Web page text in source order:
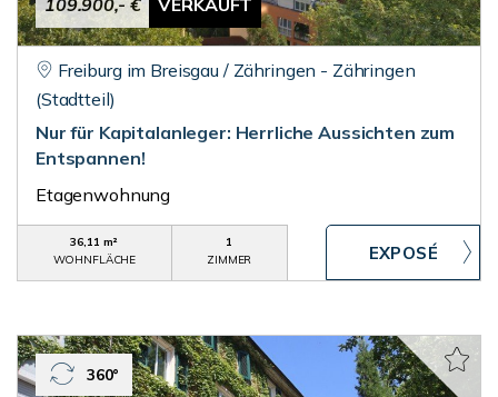
109.900,- € VERKAUFT
Freiburg im Breisgau / Zähringen - Zähringen
(Stadtteil)
Nur für Kapitalanleger: Herrliche Aussichten zum
Entspannen!
Etagenwohnung
36,11 m²
WOHNFLÄCHE
1
ZIMMER
360°